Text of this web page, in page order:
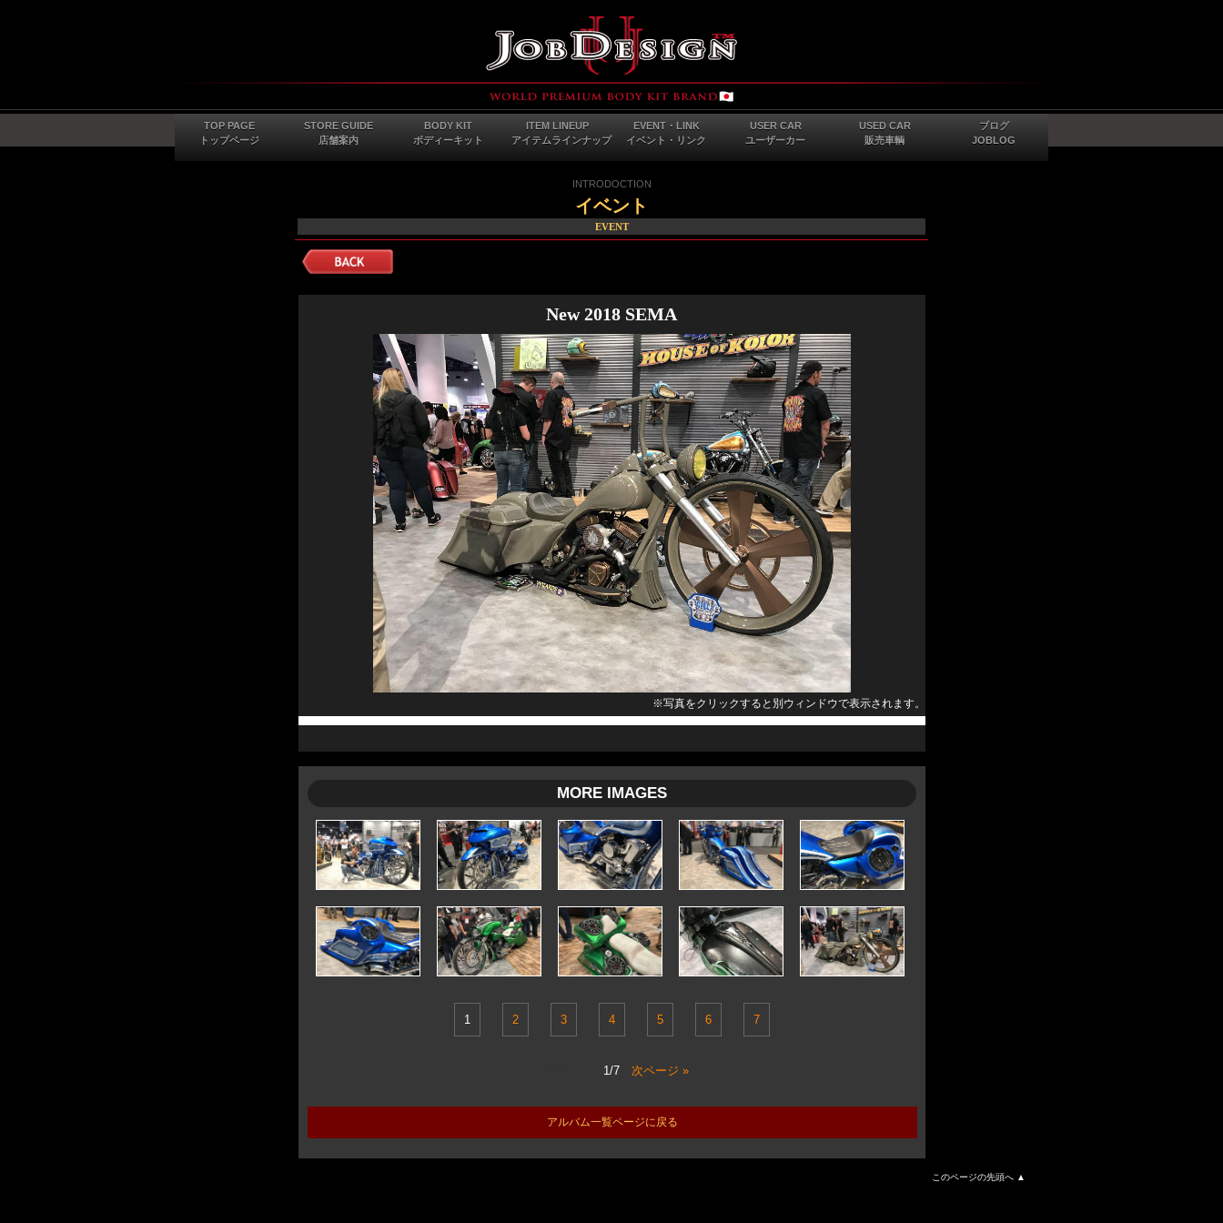
TOP PAGE
トップページ
STORE GUIDE
店舗案内
BODY KIT
ボディーキット
ITEM LINEUP
アイテムラインナップ
EVENT・LINK
イベント・リンク
USER CAR
ユーザーカー
USED CAR
販売車輌
ブログ
JOBLOG
INTRODOCTION
イベント
EVENT
New 2018 SEMA
※写真をクリックすると別ウィンドウで表示されます。
MORE IMAGES
1 2 3 4 5 6 7
1/7 次ページ »
アルバム一覧ページに戻る
このページの先頭へ ▲